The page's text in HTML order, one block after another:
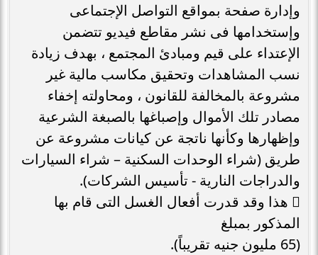
وإدارة صفحة بمواقع التواصل الإجتماعى
وإستخدامها فى نشر مقاطع فيديو تتضمن
الإعتداء على قيم ومبادئ المجتمع ، بهدف زيادة
نسب المشاهدات وتحقيق مكاسب مالية غير
مشروعة بالمخالفة للقانون ، ومحاولته إخفاء
مصادر تلك الأموال وإصباغها بالصبغة الشرعية
وإظهارها وكأنها ناتجة عن كيانات مشروعة عن
طريق (شراء الوحدات السكنية – شراء السيارات
والدراجات النارية - تأسيس الشركات).
 هذا وقد قدرت أفعال الغسل التى قام بها
المذكور بمبلغ
(65 مليون جنيه تقريباً).